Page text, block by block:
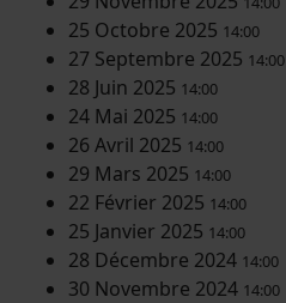
25 Octobre 2025 14:00
27 Septembre 2025 14:00
28 Juin 2025 14:00
24 Mai 2025 14:00
26 Avril 2025 14:00
29 Mars 2025 14:00
22 Février 2025 14:00
25 Janvier 2025 14:00
28 Décembre 2024 14:00
30 Novembre 2024 14:00